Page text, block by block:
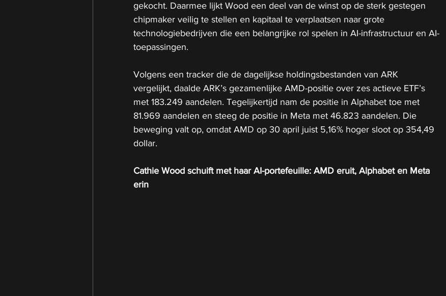
gekocht. Daarmee lijkt Wood een deel van de winst op de sterk gestegen
chipmaker veilig te stellen en kapitaal te verplaatsen naar grote
technologiebedrijven die een belangrijke rol spelen in AI-infrastructuur en AI-
toepassingen.
Volgens een tracker die de dagelijkse holdingsbestanden van ARK
vergelijkt, daalde ARK’s gezamenlijke AMD-positie over zes actieve ETF’s
met 183.249 aandelen. Tegelijkertijd nam de positie in Alphabet toe met
81.969 aandelen en steeg de positie in Meta met 46.823 aandelen. Die
beweging valt op, omdat AMD op 30 april juist 5,16% hoger sloot op 354,49
dollar.
Cathie Wood schuift met haar AI-portefeuille: AMD eruit, Alphabet en Meta
erin